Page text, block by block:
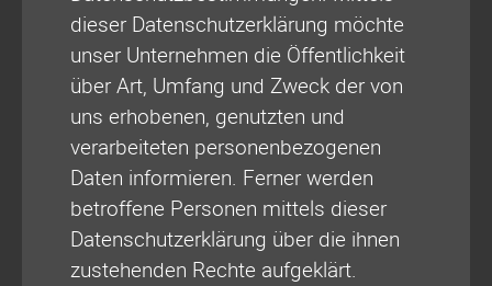
dieser Datenschutzerklärung möchte
unser Unternehmen die Öffentlichkeit
über Art, Umfang und Zweck der von
uns erhobenen, genutzten und
verarbeiteten personenbezogenen
Daten informieren. Ferner werden
betroffene Personen mittels dieser
Datenschutzerklärung über die ihnen
zustehenden Rechte aufgeklärt.